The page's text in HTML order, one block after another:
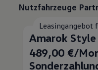
Nutzfahrzeuge
Leasingangebot
Amarok Style
489,00 €/